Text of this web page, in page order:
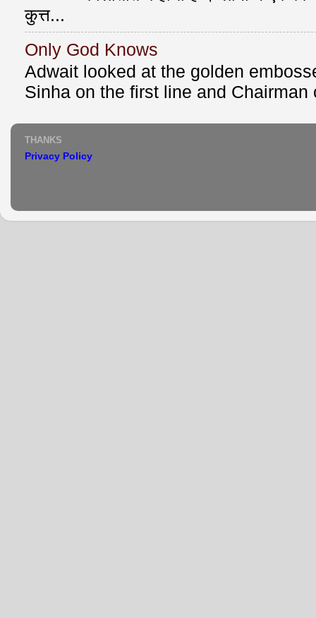
कुत्त...
Only God Knows
Adwait looked at the golden
Sinha on the first line and
THANKS
Privacy Policy